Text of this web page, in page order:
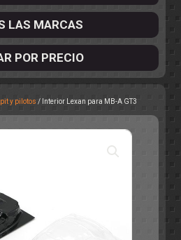
LAS MARCAS
POR PRECIO
y pilotos / Interior Lexan para MB-A GT3